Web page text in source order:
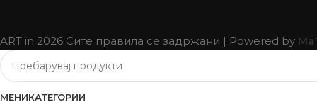
ART in 2026 Сите правила се задржани | Powered by
МЕНИКАТЕГОРИИ